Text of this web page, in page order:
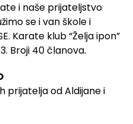
i naše prijateljstvo
se i van škole i
Karate klub “Želja ipon”
Broji 40 članova.
prijatelja od Aldijane i